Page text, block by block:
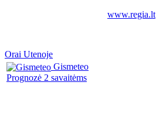
www.regia.lt
Orai Utenoje
Gismeteo
Prognozė 2 savaitėms